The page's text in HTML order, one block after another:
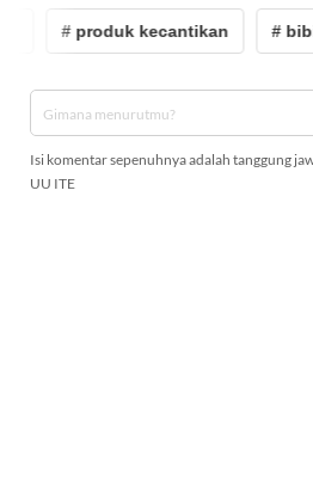
# produk kecantikan #
Isi komentar sepenuhnya adalah tanggung
UU ITE